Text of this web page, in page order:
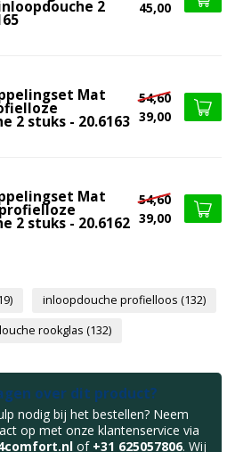
2 45,00
Mat
2 stuks - 20.6163
54,60
39,00
Mat
2 stuks - 20.6162
54,60
39,00
inloopdouche profielloos (132)
rookglas (132)
over dit product?
nodig bij het bestellen? Neem
op met onze klantenservice via
of +31 625057806. Wij